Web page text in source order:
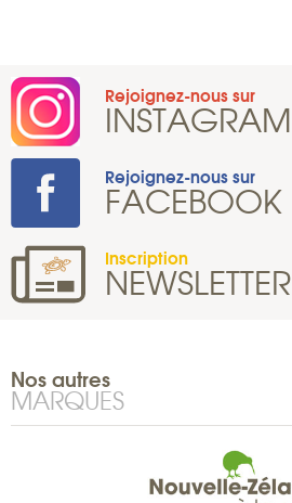
Rejoignez-nous sur
INSTAGRAM
Rejoignez-nous sur
FACEBOOK
Inscription
NEWSLETTER
Nos autres
MARQUES